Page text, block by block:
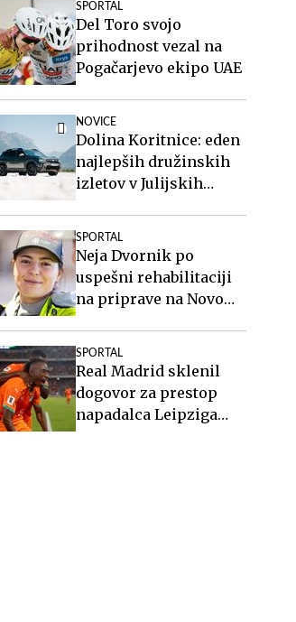
SPORTAL
Del Toro svojo
prihodnost vezal na
Pogačarjevo ekipo UAE
NOVICE
Dolina Koritnice: eden
najlepših družinskih
izletov v Julijskih
SPORTAL
Neja Dvornik po
uspešni rehabilitaciji
na priprave na Novo
SPORTAL
Real Madrid sklenil
dogovor za prestop
napadalca Leipziga